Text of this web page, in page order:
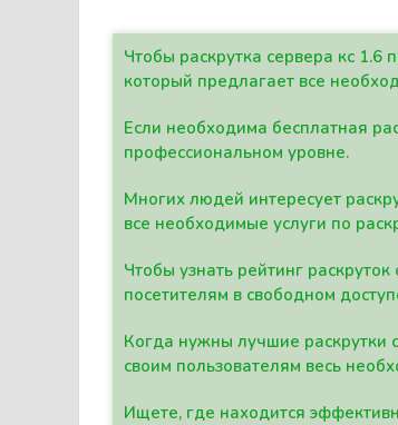
Чтобы раскрутка сервера кс 1.6
который предлагает все
Если необходима бесплатная
профессиональном уровне.
Многих людей интересует
все необходимые услуги по
Чтобы узнать рейтинг
посетителям в свободном
Когда нужны лучшие раскрутки
своим пользователям весь
Ищете, где находится